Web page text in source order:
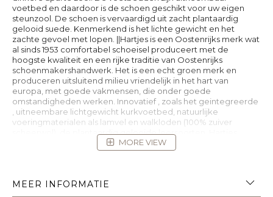
voetbed en daardoor is de schoen geschikt voor uw eigen
steunzool. De schoen is vervaardigd uit zacht plantaardig
gelooid suede. Kenmerkend is het lichte gewicht en het
zachte gevoel met lopen. ||Hartjes is een Oostenrijks merk wat
al sinds 1953 comfortabel schoeisel produceert met de
hoogste kwaliteit en een rijke traditie van Oostenrijks
schoenmakershandwerk. Het is een echt groen merk en
produceren uitsluitend milieu vriendelijk in het hart van
europa, met goede vakmensen, die onder goede
omstandigheden werken. Innovatief , zoals het geintegreerde
, uitneembare lichtgewicht kurkvoetbed, natuurlijke
voeringmaterialen als lamvel en walkloden (100% zuiver
scheerwol), de plantaardig gelooide leersoorten. Hartjes
verwerkt alleen hoogwaardige leersoorten. Ze beschermen
de voet door haar robuustheid, de binnenzijde voelt
Ruttenschoenen.nl
MORE VIEW
MEER INFORMATIE